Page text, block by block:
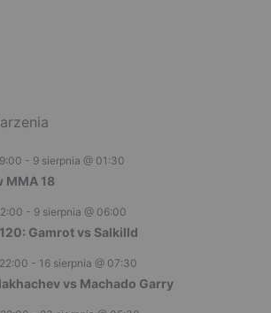
- 9 sierpnia @ 01:30
MMA 18
- 9 sierpnia @ 06:00
Gamrot vs Salkilld
- 16 sierpnia @ 07:30
vs Machado Garry